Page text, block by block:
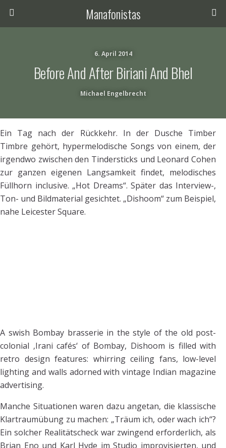
Manafonistas
6. April 2014
Before And After Biriani And Bhel
Michael Engelbrecht
Ein Tag nach der Rückkehr. In der Dusche Timber
Timbre gehört, hypermelodische Songs von einem, der
irgendwo zwischen den Tindersticks und Leonard Cohen
zur ganzen eigenen Langsamkeit findet, melodisches
Füllhorn inclusive. „Hot Dreams“. Später das Interview-,
Ton- und Bildmaterial gesichtet. „Dishoom“ zum Beispiel,
nahe Leicester Square.
A swish Bombay brasserie in the style of the old post-
colonial ‚Irani cafés‘ of Bombay, Dishoom is filled with
retro design features: whirring ceiling fans, low-level
lighting and walls adorned with vintage Indian magazine
advertising.
Manche Situationen waren dazu angetan, die klassische
Klartraumübung zu machen: „Träum ich, oder wach ich“?
Ein solcher Realitätscheck war zwingend erforderlich, als
Brian Eno und Karl Hyde im Studio improvisierten, und